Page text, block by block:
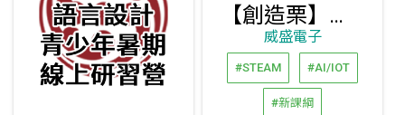
【創造栗】小栗方AI學習機
威盛電子
#STEAM #AI/IOT
#新課綱